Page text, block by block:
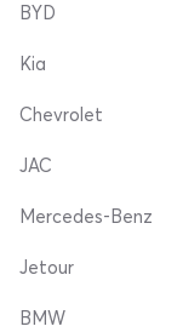
BYD
Kia
Chevrolet
JAC
Mercedes-Benz
Jetour
BMW